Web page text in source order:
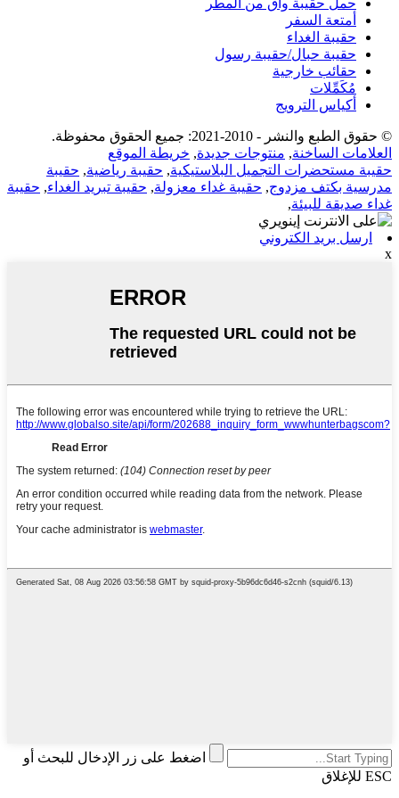
حمل حقيبة واق من المطر
أمتعة السفر
حقيبة الغداء
حقيبة حبال/حقيبة رسول
حقائب خارجية
مُكَمِّلات
أكياس الترويج
© حقوق الطبع والنشر - 2010-2021: جميع الحقوق محفوظة.
العلامات الساخنة, منتوجات جديدة, خريطة الموقع
حقيبة مستحضرات التجميل البلاستيكية, حقيبة رياضية, حقيبة
مدرسية بكتف مزدوج, حقيبة غداء معزولة, حقيبة تبريد الغداء, حقيبة
غداء صديقة للبيئة,
ارسل بريد الكتروني
x
اضغط على زر الإدخال للبحث أو
ESC للإغلاق